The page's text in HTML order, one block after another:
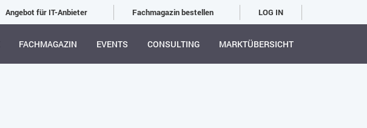
Angebot für IT-Anbieter Fachmagazin bestellen LOG IN
FACHMAGAZIN EVENTS CONSULTING MARKTÜBERSICHT